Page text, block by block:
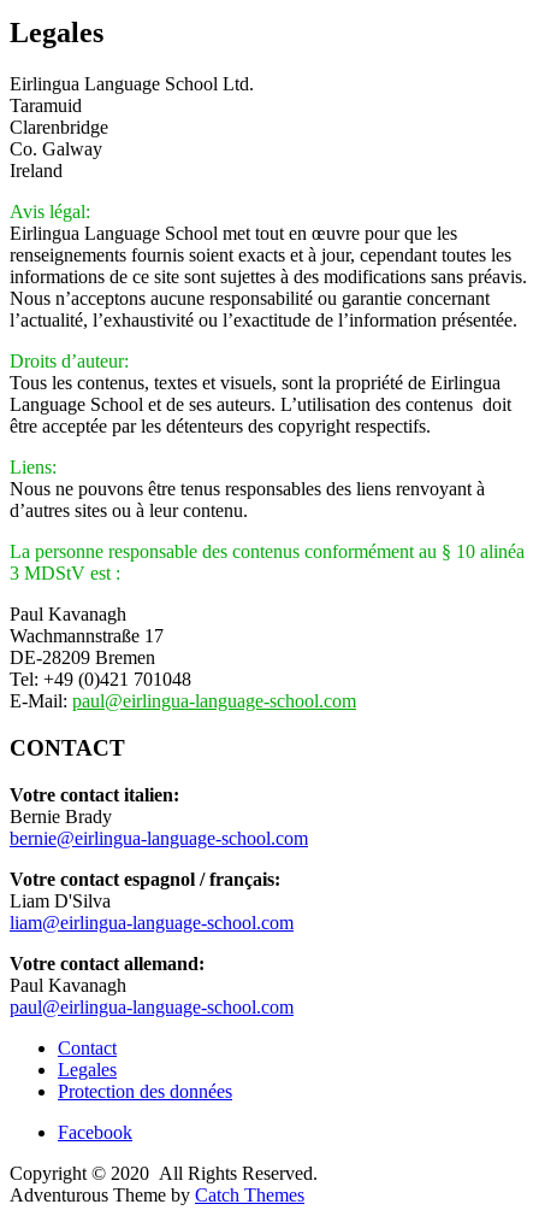
Legales
Eirlingua Language School Ltd.
Taramuid
Clarenbridge
Co. Galway
Ireland
Avis légal:
Eirlingua Language School met tout en œuvre pour que les
renseignements fournis soient exacts et à jour, cependant toutes les
informations de ce site sont sujettes à des modifications sans préavis.
Nous n’acceptons aucune responsabilité ou garantie concernant
l’actualité, l’exhaustivité ou l’exactitude de l’information présentée.
Droits d’auteur:
Tous les contenus, textes et visuels, sont la propriété de Eirlingua
Language School et de ses auteurs. L’utilisation des contenus doit
être acceptée par les détenteurs des copyright respectifs.
Liens:
Nous ne pouvons être tenus responsables des liens renvoyant à
d’autres sites ou à leur contenu.
La personne responsable des contenus conformément au § 10 alinéa
3 MDStV est :
Paul Kavanagh
Wachmannstraße 17
DE-28209 Bremen
Tel: +49 (0)421 701048
E-Mail: paul@eirlingua-language-school.com
CONTACT
Votre contact italien:
Bernie Brady
bernie@eirlingua-language-school.com
Votre contact espagnol / français:
Liam D'Silva
liam@eirlingua-language-school.com
Votre contact allemand:
Paul Kavanagh
paul@eirlingua-language-school.com
Contact
Legales
Protection des données
Facebook
Copyright © 2020 All Rights Reserved.
Adventurous Theme by Catch Themes